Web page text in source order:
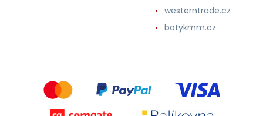
westerntrade.cz
botykmm.cz